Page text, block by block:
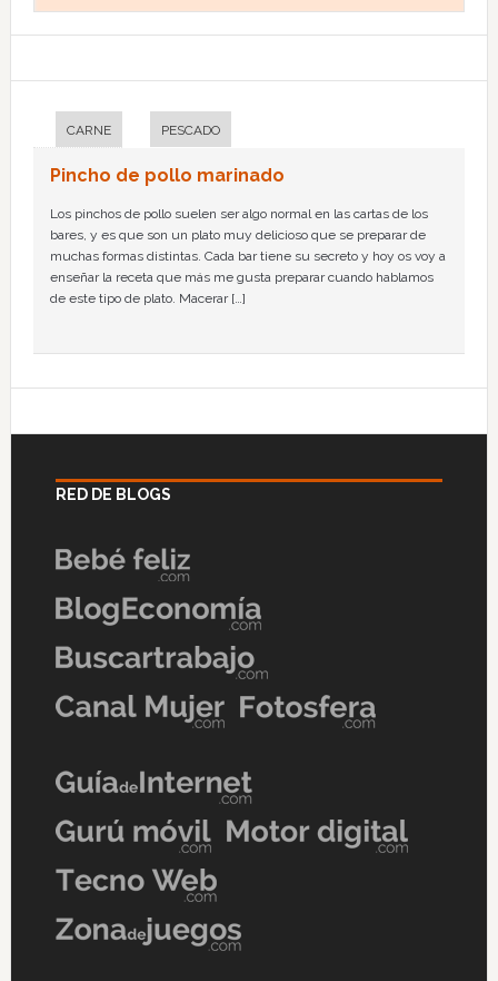
CARNE PESCADO
Pincho de pollo marinado
Los pinchos de pollo suelen ser algo normal en las cartas de los
bares, y es que son un plato muy delicioso que se preparar de
muchas formas distintas. Cada bar tiene su secreto y hoy os voy a
enseñar la receta que más me gusta preparar cuando hablamos
de este tipo de plato. Macerar […]
RED DE BLOGS